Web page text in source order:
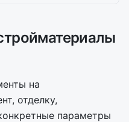
на
отделку,
параметры